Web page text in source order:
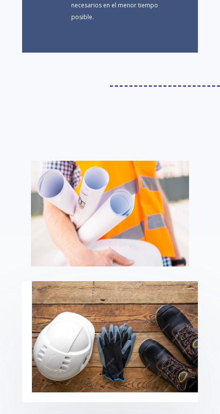
necesarios en el menor tiempo
posible.